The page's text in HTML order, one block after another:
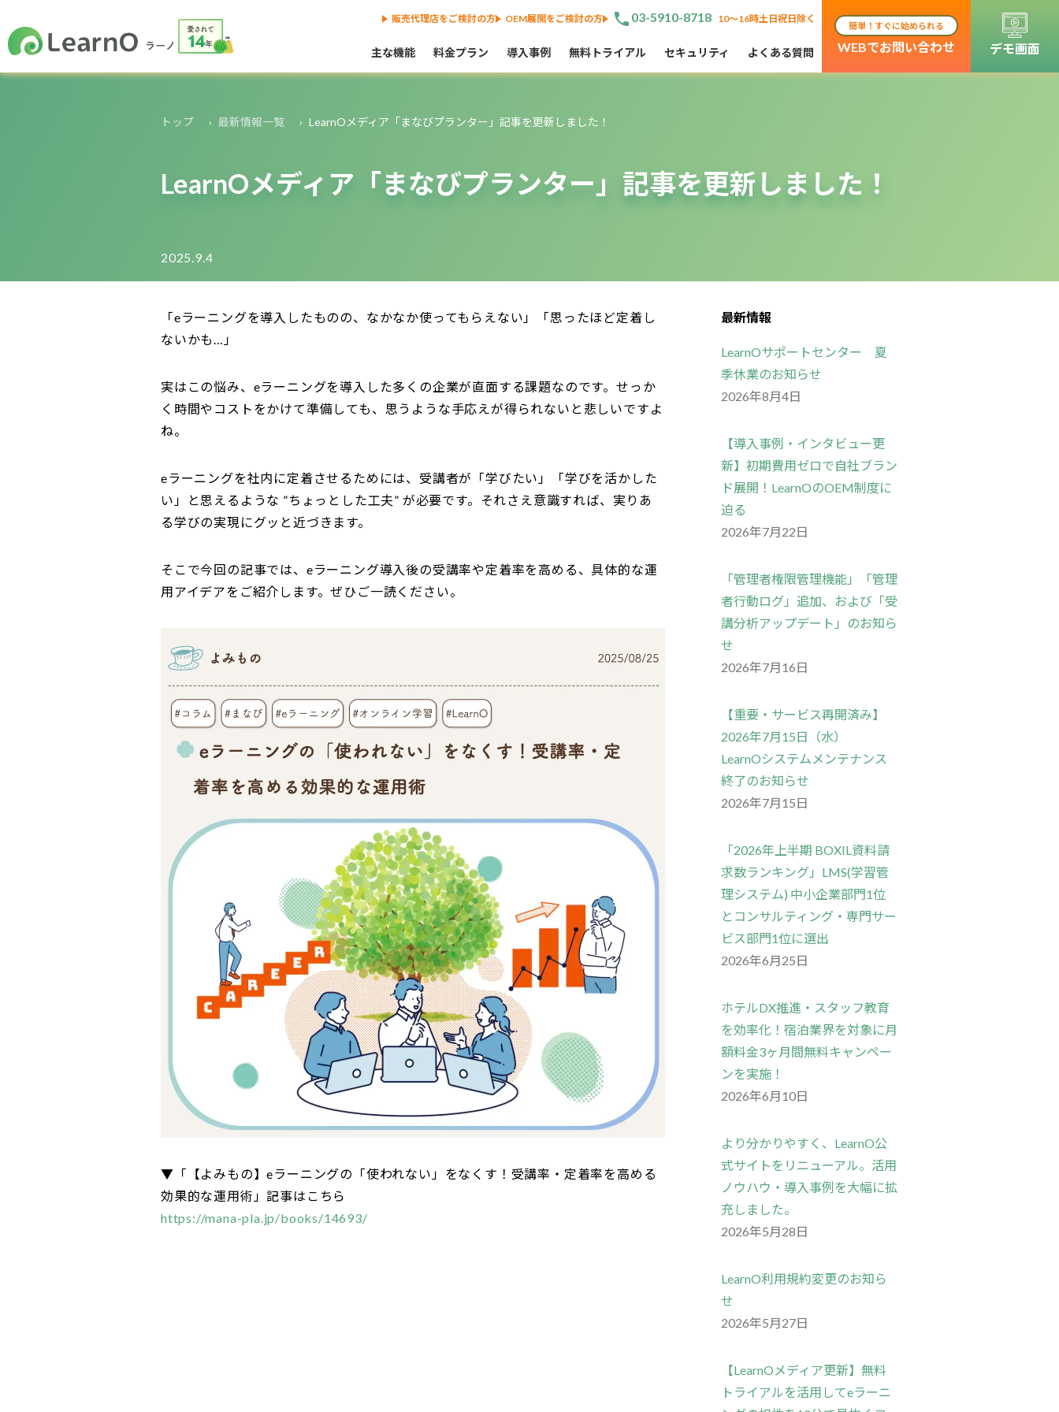
販売代理店をご検討の方 OEM展開をご検討の方 phone 03-5910-8718 10〜16時土日祝日除く
主な機能 料金プラン 導入事例 無料トライアル セキュリティ よくある質問
簡単！すぐに始められる
WEBでお問い合わせ デモ画面
トップ 最新情報一覧 LearnOメディア「まなびプランター」記事を更新しました！
LearnOメディア「まなびプランター」記事を更新しました！
2025.9.4
「eラーニングを導入したものの、なかなか使ってもらえない」「思ったほど定着し
ないかも…」
実はこの悩み、eラーニングを導入した多くの企業が直面する課題なのです。せっか
く時間やコストをかけて準備しても、思うような手応えが得られないと悲しいですよ
ね。
eラーニングを社内に定着させるためには、受講者が「学びたい」「学びを活かした
い」と思えるような ”ちょっとした工夫” が必要です。それさえ意識すれば、実りあ
る学びの実現にグッと近づきます。
そこで今回の記事では、eラーニング導入後の受講率や定着率を高める、具体的な運
用アイデアをご紹介します。ぜひご一読ください。
▼「【よみもの】eラーニングの「使われない」をなくす！受講率・定着率を高める
効果的な運用術」記事はこちら
https://mana-pla.jp/books/14693/
最新情報
LearnOサポートセンター 夏
季休業のお知らせ
2026年8月4日
【導入事例・インタビュー更
新】初期費用ゼロで自社ブラン
ド展開！LearnOのOEM制度に
迫る
2026年7月22日
「管理者権限管理機能」「管理
者行動ログ」追加、および「受
講分析アップデート」のお知ら
せ
2026年7月16日
【重要・サービス再開済み】
2026年7月15日（水）
LearnOシステムメンテナンス
終了のお知らせ
2026年7月15日
「2026年上半期 BOXIL資料請
求数ランキング」LMS(学習管
理システム) 中小企業部門1位
とコンサルティング・専門サー
ビス部門1位に選出
2026年6月25日
ホテルDX推進・スタッフ教育
を効率化！宿泊業界を対象に月
額料金3ヶ月間無料キャンペー
ンを実施！
2026年6月10日
より分かりやすく、LearnO公
式サイトをリニューアル。活用
ノウハウ・導入事例を大幅に拡
充しました。
2026年5月28日
LearnO利用規約変更のお知ら
せ
2026年5月27日
【LearnOメディア更新】無料
トライアルを活用してeラーニ